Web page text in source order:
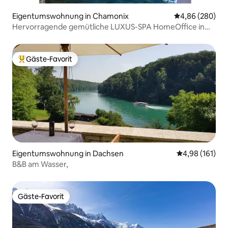
Eigentumswohnung in Chamonix
4,86 (280)
Hervorragende gemütliche LUXUS-SPA HomeOffice in
Beliebter Gäste-Favorit.
Gäste-Favorit
Eigentumswohnung in Dachsen
4,98 (161)
B&B am Wasser,
Gäste-Favorit
Gäste-Favorit